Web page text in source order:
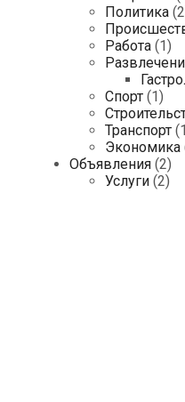
Политика
Работа (1)
Спорт (1)
Транспорт
Экономика
Объявления (2)
Услуги (2)